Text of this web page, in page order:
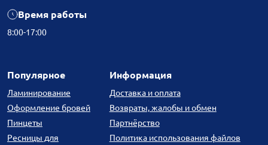
Время работы
8:00-17:00
Популярное
Ламинирование
Оформление бровей
Пинцеты
Ресницы для
Информация
Доставка и оплата
Возвраты, жалобы и обмен
Партнёрство
Политика использования файлов